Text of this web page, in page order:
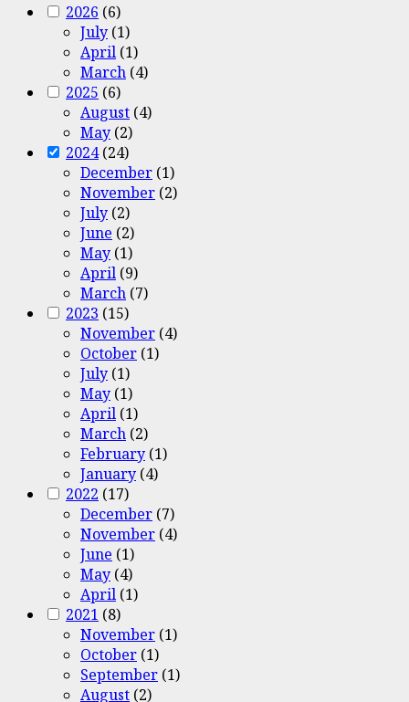
2026 (6)
July (1)
April (1)
March (4)
2025 (6)
August (4)
May (2)
2024(24)
December (1)
November (2)
July (2)
June (2)
May (1)
April (9)
March (7)
2023 (15)
November (4)
October (1)
July (1)
May (1)
April (1)
March (2)
February (1)
January (4)
2022 (17)
December (7)
November (4)
June (1)
May (4)
April (1)
2021 (8)
November (1)
October (1)
September (1)
August (2)